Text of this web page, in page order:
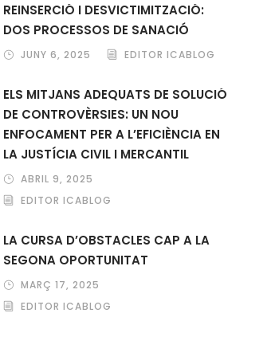
REINSERCIÓ I DESVICTIMITZACIÓ:
DOS PROCESSOS DE SANACIÓ
JUNY 6, 2025 EDITOR ICABLOG
ELS MITJANS ADEQUATS DE SOLUCIÓ
DE CONTROVÈRSIES: UN NOU
ENFOCAMENT PER A L’EFICIÈNCIA EN
LA JUSTÍCIA CIVIL I MERCANTIL
ABRIL 9, 2025
EDITOR ICABLOG
LA CURSA D’OBSTACLES CAP A LA
SEGONA OPORTUNITAT
MARÇ 17, 2025
EDITOR ICABLOG